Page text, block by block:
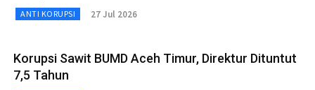
ANTI KORUPSI 27 Jul 2026
Korupsi Sawit BUMD Aceh Timur, Direktur Dituntut
7,5 Tahun